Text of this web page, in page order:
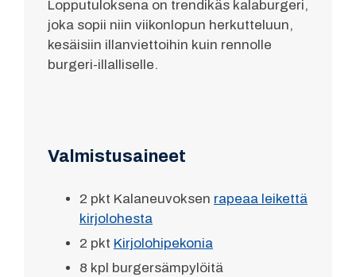
Lopputuloksena on trendikäs kalaburgeri,
joka sopii niin viikonlopun herkutteluun,
kesäisiin illanviettoihin kuin rennolle
burgeri-illalliselle.
Valmistusaineet
2 pkt Kalaneuvoksen rapeaa leikettä
kirjolohesta
2 pkt Kirjolohipekonia
8 kpl burgersämpylöitä